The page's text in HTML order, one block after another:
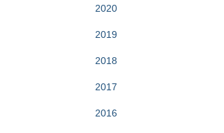
2020
2019
2018
2017
2016